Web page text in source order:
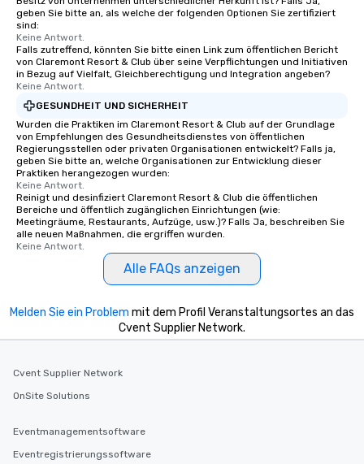
geben Sie bitte an, als welche der folgenden Optionen Sie zertifiziert
sind:
Keine Antwort.
Falls zutreffend, könnten Sie bitte einen Link zum öffentlichen Bericht
von Claremont Resort & Club über seine Verpflichtungen und Initiativen
in Bezug auf Vielfalt, Gleichberechtigung und Integration angeben?
Keine Antwort.
GESUNDHEIT UND SICHERHEIT
Wurden die Praktiken im Claremont Resort & Club auf der Grundlage
von Empfehlungen des Gesundheitsdienstes von öffentlichen
Regierungsstellen oder privaten Organisationen entwickelt? Falls ja,
geben Sie bitte an, welche Organisationen zur Entwicklung dieser
Praktiken herangezogen wurden:
Keine Antwort.
Reinigt und desinfiziert Claremont Resort & Club die öffentlichen
Bereiche und öffentlich zugänglichen Einrichtungen (wie:
Meetingräume, Restaurants, Aufzüge, usw.)? Falls Ja, beschreiben Sie
alle neuen Maßnahmen, die ergriffen wurden.
Keine Antwort.
Alle FAQs anzeigen
Melden Sie ein Problem mit dem Profil Veranstaltungsortes an das
Cvent Supplier Network.
Cvent Supplier Network
OnSite Solutions
Eventmanagementsoftware
Eventregistrierungssoftware